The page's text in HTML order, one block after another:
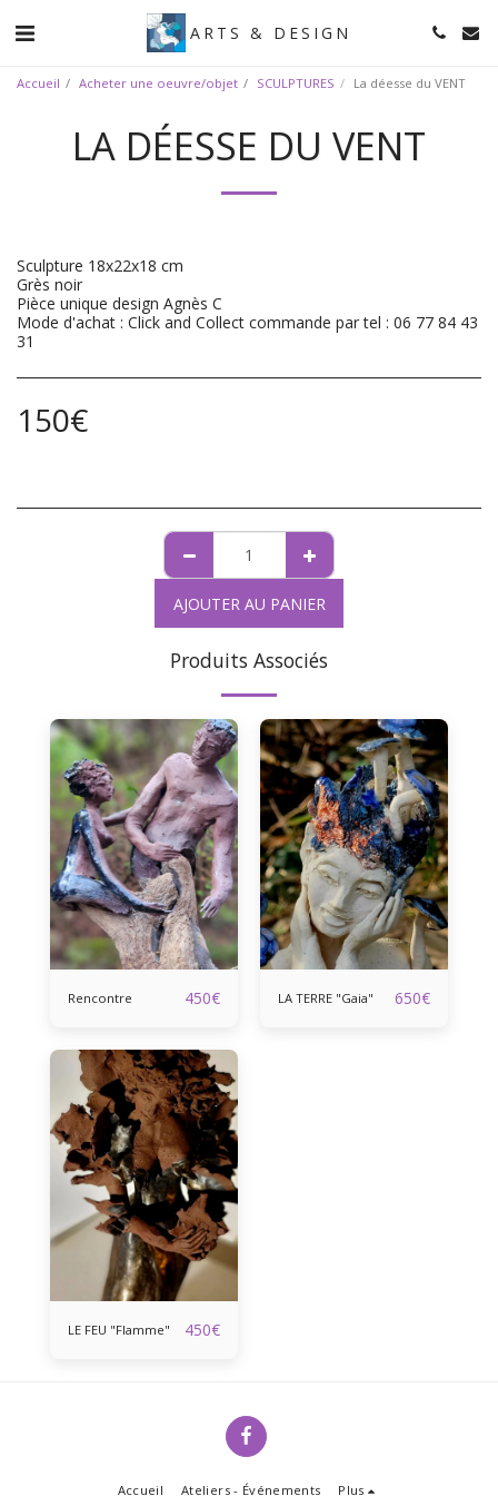
ARTS & DESIGN
Accueil Acheter une oeuvre/objet SCULPTURES La déesse du VENT
LA DÉESSE DU VENT
Sculpture 18x22x18 cm
Grès noir
Pièce unique design Agnès C
Mode d'achat : Click and Collect commande par tel : 06 77 84 43
31
150€
AJOUTER AU PANIER
Produits Associés
Rencontre 450€ LA TERRE "Gaia" 650€
LE FEU "Flamme" 450€
Accueil Ateliers - Événements Plus